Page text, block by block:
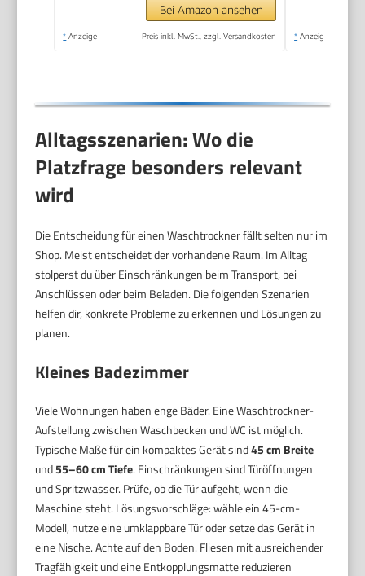
Program/Eco
Wash/Steam
Bei Amazon ansehen
* Anzeige Preis inkl. MwSt., zzgl. Versandkosten * Anzeige
Alltagsszenarien: Wo die
Platzfrage besonders relevant
wird
Die Entscheidung für einen Waschtrockner fällt selten nur im
Shop. Meist entscheidet der vorhandene Raum. Im Alltag
stolperst du über Einschränkungen beim Transport, bei
Anschlüssen oder beim Beladen. Die folgenden Szenarien
helfen dir, konkrete Probleme zu erkennen und Lösungen zu
planen.
Kleines Badezimmer
Viele Wohnungen haben enge Bäder. Eine Waschtrockner-
Aufstellung zwischen Waschbecken und WC ist möglich.
Typische Maße für ein kompaktes Gerät sind45 cm Breite
und55–60 cm Tiefe. Einschränkungen sind Türöffnungen
und Spritzwasser. Prüfe, ob die Tür aufgeht, wenn die
Maschine steht. Lösungsvorschläge: wähle ein 45-cm-
Modell, nutze eine umklappbare Tür oder setze das Gerät in
eine Nische. Achte auf den Boden. Fliesen mit ausreichender
Tragfähigkeit und eine Entkopplungsmatte reduzieren